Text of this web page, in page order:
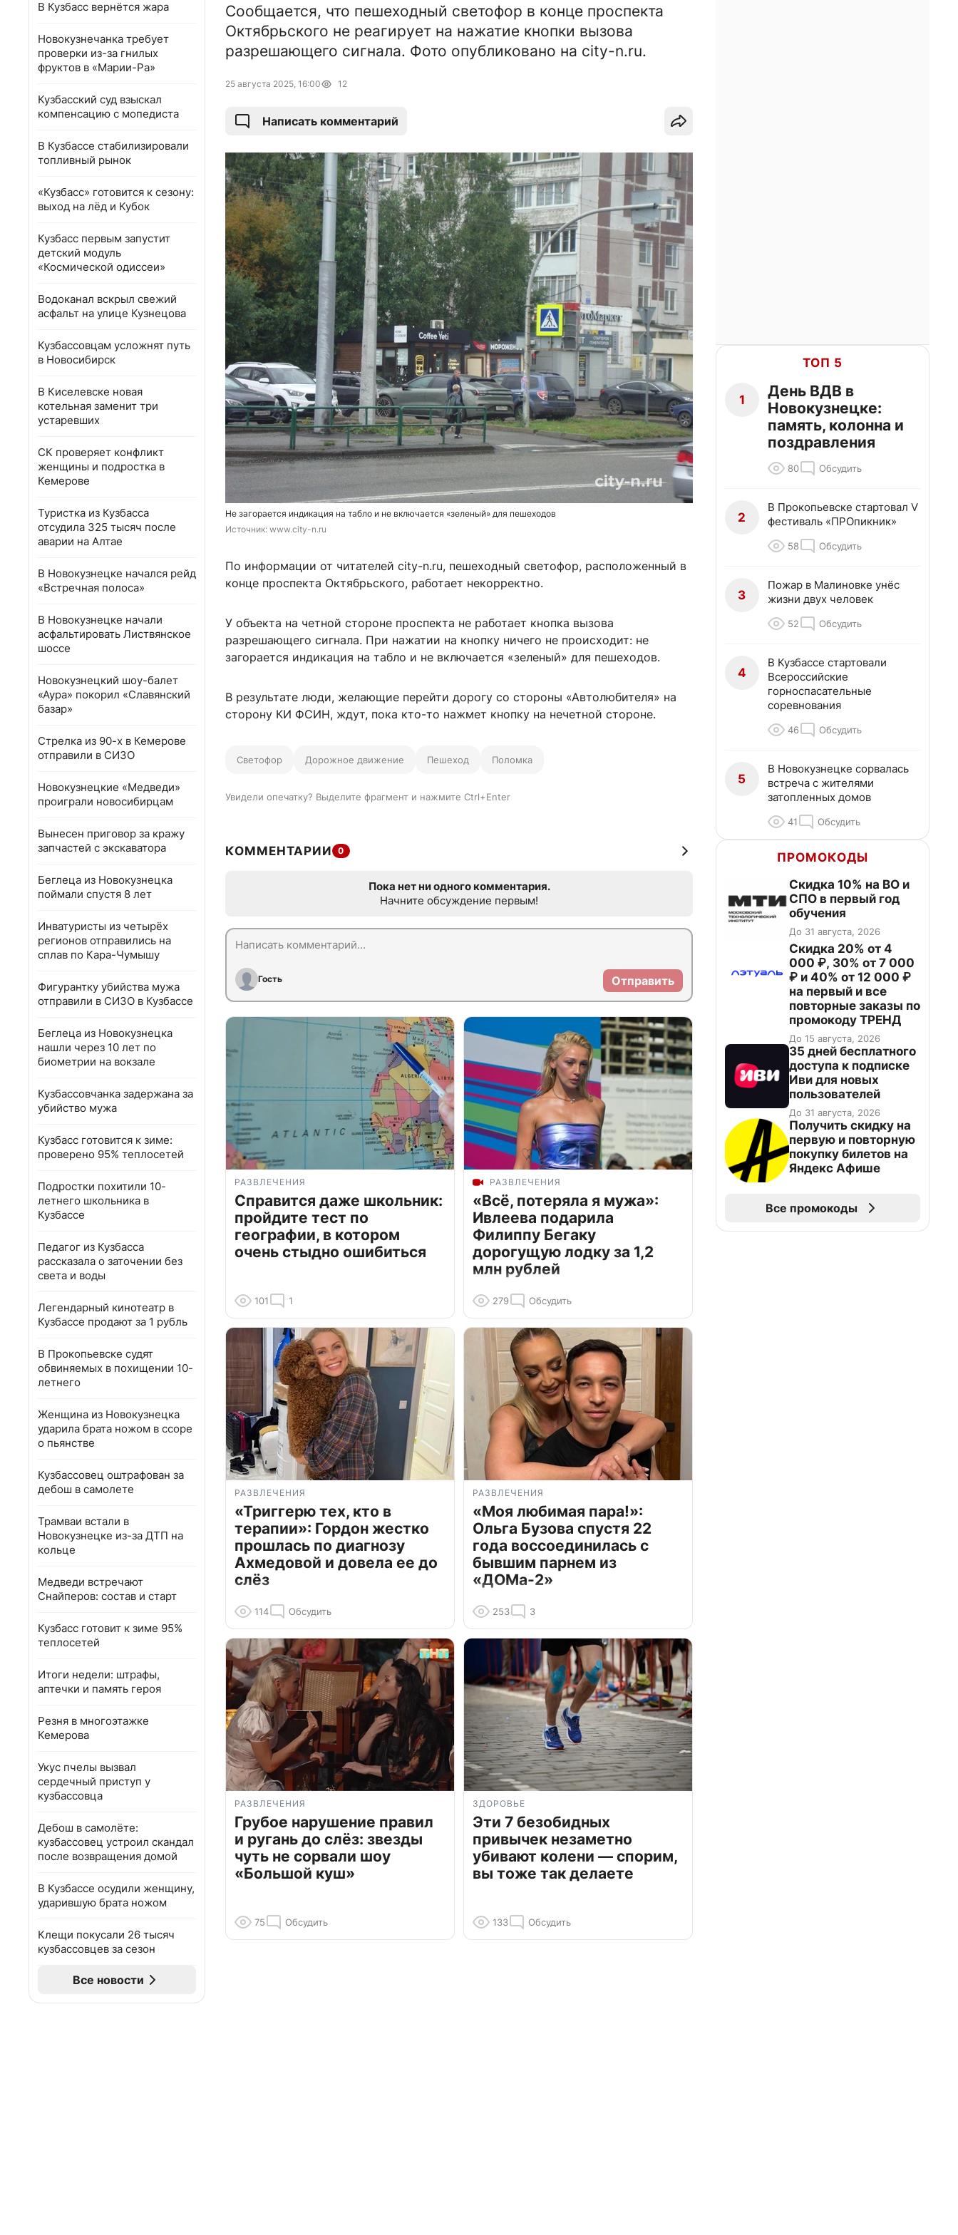
В Кузбасс вернётся жара
Новокузнечанка требует
проверки из-за гнилых
фруктов в «Марии-Ра»
Кузбасский суд взыскал
компенсацию с мопедиста
В Кузбассе стабилизировали
топливный рынок
«Кузбасс» готовится к сезону:
выход на лёд и Кубок
Кузбасс первым запустит
детский модуль
«Космической одиссеи»
Водоканал вскрыл свежий
асфальт на улице Кузнецова
Кузбассовцам усложнят путь
в Новосибирск
В Киселевске новая
котельная заменит три
устаревших
СК проверяет конфликт
женщины и подростка в
Кемерове
Туристка из Кузбасса
отсудила 325 тысяч после
аварии на Алтае
В Новокузнецке начался рейд
«Встречная полоса»
В Новокузнецке начали
асфальтировать Листвянское
шоссе
Новокузнецкий шоу-балет
«Аура» покорил «Славянский
базар»
Стрелка из 90-х в Кемерове
отправили в СИЗО
Новокузнецкие «Медведи»
проиграли новосибирцам
Вынесен приговор за кражу
запчастей с экскаватора
Беглеца из Новокузнецка
поймали спустя 8 лет
Инватуристы из четырёх
регионов отправились на
сплав по Кара-Чумышу
Фигурантку убийства мужа
отправили в СИЗО в Кузбассе
Беглеца из Новокузнецка
нашли через 10 лет по
биометрии на вокзале
Кузбассовчанка задержана за
убийство мужа
Кузбасс готовится к зиме:
проверено 95% теплосетей
Подростки похитили 10-
летнего школьника в
Кузбассе
Педагог из Кузбасса
рассказала о заточении без
света и воды
Легендарный кинотеатр в
Кузбассе продают за 1 рубль
В Прокопьевске судят
обвиняемых в похищении 10-
летнего
Женщина из Новокузнецка
ударила брата ножом в ссоре
о пьянстве
Кузбассовец оштрафован за
дебош в самолете
Трамваи встали в
Новокузнецке из-за ДТП на
кольце
Медведи встречают
Снайперов: состав и старт
Кузбасс готовит к зиме 95%
теплосетей
Итоги недели: штрафы,
аптечки и память героя
Резня в многоэтажке
Кемерова
Укус пчелы вызвал
сердечный приступ у
кузбассовца
Дебош в самолёте:
кузбассовец устроил скандал
после возвращения домой
В Кузбассе осудили женщину,
ударившую брата ножом
Клещи покусали 26 тысяч
кузбассовцев за сезон
Все новости
Сообщается, что пешеходный светофор в конце проспекта
Октябрьского не реагирует на нажатие кнопки вызова
разрешающего сигнала. Фото опубликовано на city-n.ru.
25 августа 2025, 16:00 12
Написать комментарий
Не загорается индикация на табло и не включается «зеленый» для пешеходов
Источник: www.city-n.ru
По информации от читателей city-n.ru, пешеходный светофор, расположенный в
конце проспекта Октябрьского, работает некорректно.
У объекта на четной стороне проспекта не работает кнопка вызова
разрешающего сигнала. При нажатии на кнопку ничего не происходит: не
загорается индикация на табло и не включается «зеленый» для пешеходов.
В результате люди, желающие перейти дорогу со стороны «Автолюбителя» на
сторону КИ ФСИН, ждут, пока кто-то нажмет кнопку на нечетной стороне.
Светофор Дорожное движение Пешеход Поломка
Увидели опечатку? Выделите фрагмент и нажмите Ctrl+Enter
КОММЕНТАРИИ 0
Пока нет ни одного комментария.
Начните обсуждение первым!
Гость Отправить
РАЗВЛЕЧЕНИЯ
Справится даже школьник:
пройдите тест по
географии, в котором
очень стыдно ошибиться
101 1
РАЗВЛЕЧЕНИЯ
«Всё, потеряла я мужа»:
Ивлеева подарила
Филиппу Бегаку
дорогущую лодку за 1,2
млн рублей
279 Обсудить
РАЗВЛЕЧЕНИЯ
«Триггерю тех, кто в
терапии»: Гордон жестко
прошлась по диагнозу
Ахмедовой и довела ее до
слёз
114 Обсудить
РАЗВЛЕЧЕНИЯ
«Моя любимая пара!»:
Ольга Бузова спустя 22
года воссоединилась с
бывшим парнем из
«ДОМа-2»
253 3
РАЗВЛЕЧЕНИЯ
Грубое нарушение правил
и ругань до слёз: звезды
чуть не сорвали шоу
«Большой куш»
75 Обсудить
ЗДОРОВЬЕ
Эти 7 безобидных
привычек незаметно
убивают колени — спорим,
вы тоже так делаете
133 Обсудить
ТОП 5
1
День ВДВ в
Новокузнецке:
память, колонна и
поздравления
80 Обсудить
2
В Прокопьевске стартовал V
фестиваль «ПРОпикник»
58 Обсудить
3
Пожар в Малиновке унёс
жизни двух человек
52 Обсудить
4
В Кузбассе стартовали
Всероссийские
горноспасательные
соревнования
46 Обсудить
5
В Новокузнецке сорвалась
встреча с жителями
затопленных домов
41 Обсудить
ПРОМОКОДЫ
Скидка 10% на ВО и
СПО в первый год
обучения
До 31 августа, 2026
Скидка 20% от 4
000 ₽, 30% от 7 000
₽ и 40% от 12 000 ₽
на первый и все
повторные заказы по
промокоду ТРЕНД
До 15 августа, 2026
35 дней бесплатного
доступа к подписке
Иви для новых
пользователей
До 31 августа, 2026
Получить скидку на
первую и повторную
покупку билетов на
Яндекс Афише
Все промокоды